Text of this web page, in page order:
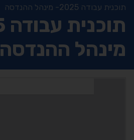
תוכנית עבודה 2025- מינהל ההנדסה
מינהל ההנדסה